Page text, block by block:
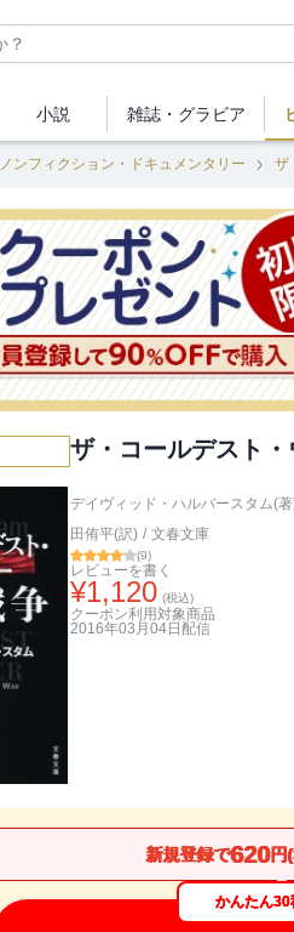
小説 雑誌・ グラビア
ノンフィクション・ドキュメンタリー ザ
ザ・コールデスト
デイヴィッド・ハルバースタム(
田侑平(訳) / 文春文庫
(9)
レビューを書く
¥1,120 (税込)
クーポン利用対象商品
2016年03月04日 配信
新規登録で620円
かんたん30